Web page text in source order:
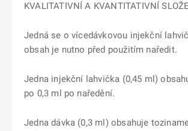
KVALITATIVNÍ A KVANTITATIVNÍ
Jedná se o vícedávkovou injekční
obsah je nutno před použitím naředit.
Jedna injekční lahvička (0,45 ml)
po 0,3 ml po naředění.
Jedna dávka (0,3 ml) obsahuje